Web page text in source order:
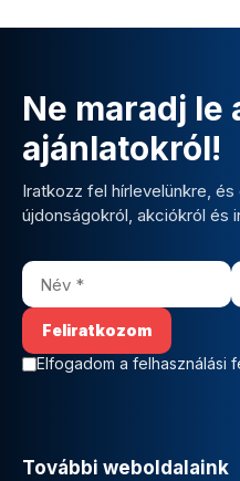
Ne maradj le
ajánlatokról!
Iratkozz fel hírlevelünkre,
újdonságokról, akciókról és
Elfogadom a felhasználási
További weboldalaink